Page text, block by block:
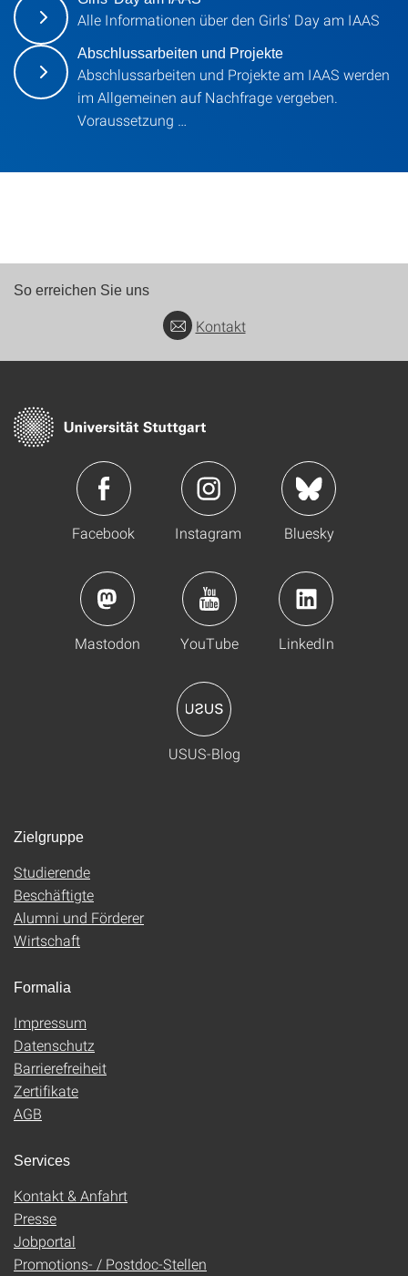
Alle Informationen über den Girls' Day am IAAS
Abschlussarbeiten und Projekte
Abschlussarbeiten und Projekte am IAAS werden
im Allgemeinen auf Nachfrage vergeben.
Voraussetzung …
So erreichen Sie uns
Kontakt
Facebook Instagram Bluesky
Mastodon YouTube LinkedIn
USUS-Blog
Zielgruppe
Studierende
Beschäftigte
Alumni und Förderer
Wirtschaft
Formalia
Impressum
Datenschutz
Barrierefreiheit
Zertifikate
AGB
Services
Kontakt & Anfahrt
Presse
Jobportal
Promotions- / Postdoc-Stellen